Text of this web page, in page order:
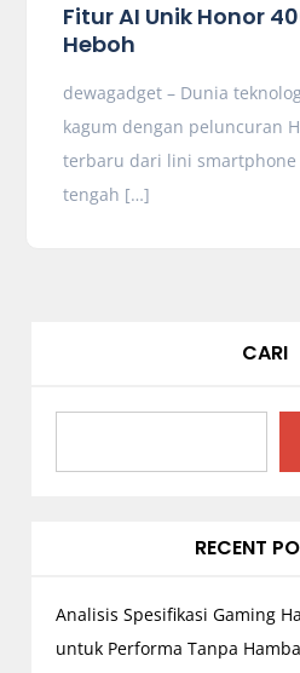
Fitur AI Unik Honor
Heboh
dewagadget – Dunia
kagum dengan peluncuran
terbaru dari lini smartphone
tengah […]
CARI
RECENT
Analisis Spesifikasi Gaming
untuk Performa Tanpa